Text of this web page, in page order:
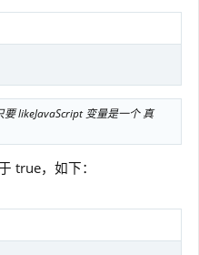
likeJavaScript 变量是一个 真
true，如下：